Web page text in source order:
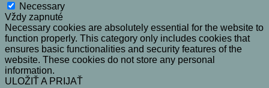
Necessary
Vždy zapnuté
Necessary cookies are absolutely essential for the website to
function properly. This category only includes cookies that
ensures basic functionalities and security features of the
website. These cookies do not store any personal
information.
ULOŽIŤ A PRIJAŤ